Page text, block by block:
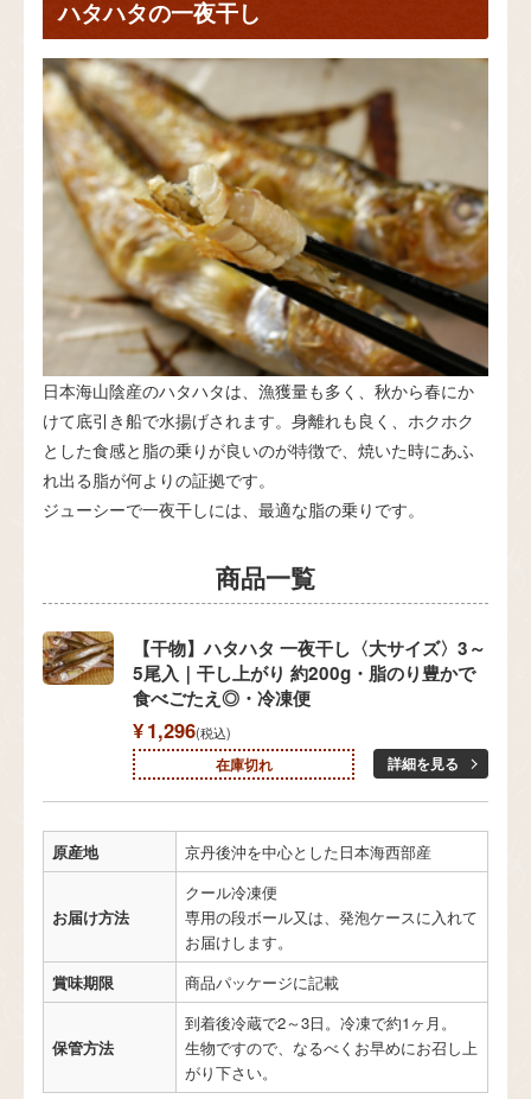
ハタハタの一夜干し
日本海山陰産のハタハタは、漁獲量も多く、秋から春にか
けて底引き船で水揚げされます。身離れも良く、ホクホク
とした食感と脂の乗りが良いのが特徴で、焼いた時にあふ
れ出る脂が何よりの証拠です。
ジューシーで一夜干しには、最適な脂の乗りです。
【干物】ハタハタ 一夜干し〈大サイズ〉3～
5尾入｜干し上がり 約200g・脂のり豊かで
食べごたえ◎・冷凍便
¥1,296 税込
在庫切れ 詳細を見る
原産地 京丹後沖を中心とした日本海西部産
お届け方法
クール冷凍便
専用の段ボール又は、発泡ケースに入れて
お届けします。
賞味期限
商品パッケージに記載
保管方法
到着後冷蔵で2～3日。冷凍で約1ヶ月。
生物ですので、なるべくお早めにお召し上
がり下さい。